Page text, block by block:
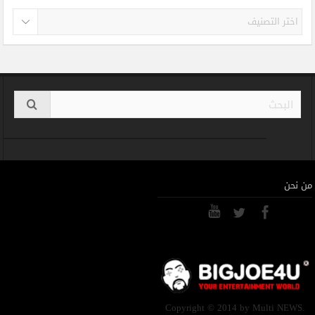
تصنيفات
من نحن
Copyright © 2014 by Multi NEWS.